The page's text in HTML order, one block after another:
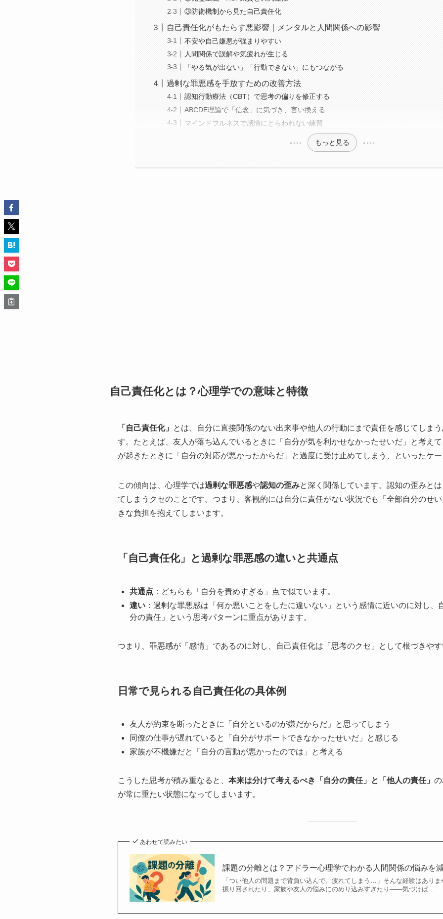
③防衛機制から見た自己責任化
自己責任化がもたらす悪影響｜メンタルと人間関係への影響
不安や自己嫌悪が強まりやすい
人間関係で誤解や気疲れが生じる
「やる気が出ない」「行動できない」にもつながる
過剰な罪悪感を手放すための改善方法
認知行動療法（CBT）で思考の偏りを修正する
ABCDE理論で「信念」に気づき、言い換える
マインドフルネスで感情にとらわれない練習
もっと見る
自己責任化とは？心理学での意味と特徴
「自己責任化」
とは、自分に直接関係のない出来事や他人の行動にまで責任を感じてしま
す。たとえば、友人が落ち込んでいるときに「自分が気を利かせなかったせいだ」と考え
が起きたときに「自分の対応が悪かったからだ」と過度に受け止めてしまう、といったケ
この傾向は、心理学では過剰な罪悪感や認知の歪みと深く関係しています。認知の歪みと
てしまうクセのことです。つまり、客観的には自分に責任がない状況でも「全部自分のせ
きな負担を抱えてしまいます。
「自己責任化」と過剰な罪悪感の違いと共通点
共通点 ：どちらも「自分を責めすぎる」点で似ています。
違い ：過剰な罪悪感は「何か悪いことをしたに違いない」という感情に近いのに対し、
分の責任」という思考パターンに重点があります。
つまり、罪悪感が「感情」であるのに対し、自己責任化は「思考のクセ」として根づきや
日常で見られる自己責任化の具体例
友人が約束を断ったときに「自分といるのが嫌だからだ」と思ってしまう
同僚の仕事が遅れていると「自分がサポートできなかったせいだ」と感じる
家族が不機嫌だと「自分の言動が悪かったのでは」と考える
こうした思考が積み重なると、 本来は分けて考えるべき「自分の責任」と「他人の責任」
が常に重たい状態になってしまいます。
あわせて読みたい
課題の分離とは？アドラー心理学でわかる人間関係の悩みを
「つい他人の問題まで背負い込んで、疲れてしまう…」そんな経験はあり
振り回されたり、家族や友人の悩みにのめり込みすぎたり――気づけば…